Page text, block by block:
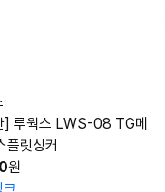
] 루웍스 LWS-08 TG메
플릿싱커
원